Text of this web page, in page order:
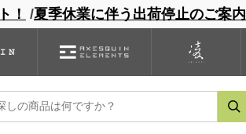
！ /夏季休業に伴う出荷停止のご案内
ブランドサイト 商品一覧
ギング アウトレット
。